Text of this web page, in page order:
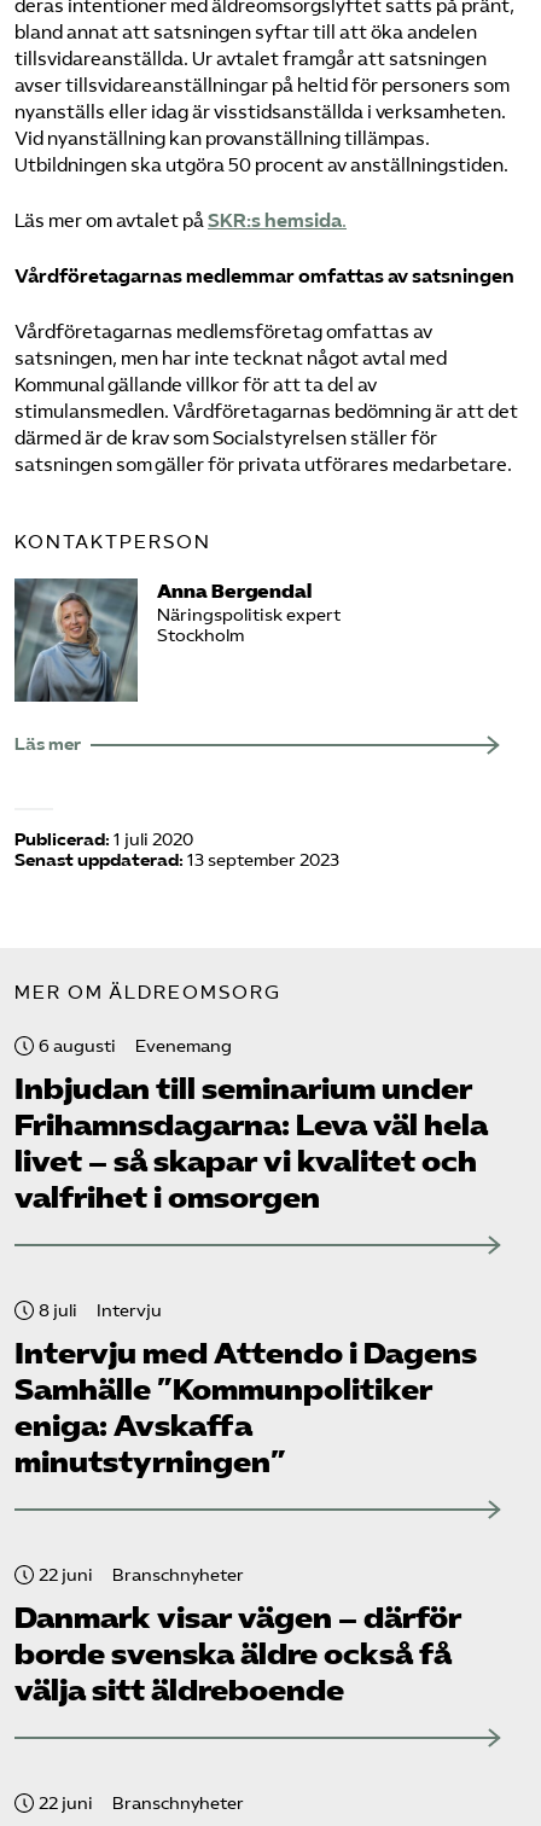
deras intentioner med äldreomsorgslyftet satts på pränt,
bland annat att satsningen syftar till att öka andelen
tillsvidareanställda. Ur avtalet framgår att satsningen
avser tillsvidareanställningar på heltid för personers som
nyanställs eller idag är visstidsanställda i verksamheten.
Vid nyanställning kan provanställning tillämpas.
Utbildningen ska utgöra 50 procent av anställningstiden.
Läs mer om avtalet påSKR:s hemsida.
Vårdföretagarnas medlemmar omfattas av satsningen
Vårdföretagarnas medlemsföretag omfattas av
satsningen, men har inte tecknat något avtal med
Kommunal gällande villkor för att ta del av
stimulansmedlen. Vårdföretagarnas bedömning är att det
därmed är de krav som Socialstyrelsen ställer för
satsningen som gäller för privata utförares medarbetare.
KONTAKTPERSON
Anna Bergendal
Näringspolitisk expert
Stockholm
Läs mer
Publicerad: 1 juli 2020
Senast uppdaterad: 13 september 2023
MER OM ÄLDREOMSORG
6 augusti Evenemang
Inbjudan till seminarium under
Frihamns­dagarna: Leva väl hela
livet – så skapar vi kvalitet och
valfrihet i omsorgen
8 juli Intervju
Intervju med Attendo i Dagens
Samhälle ”Kommunpolitiker
eniga: Avskaffa
minutstyrningen”
22 juni Branschnyheter
Danmark visar vägen – därför
borde svenska äldre också få
välja sitt äldreboende
22 juni Branschnyheter